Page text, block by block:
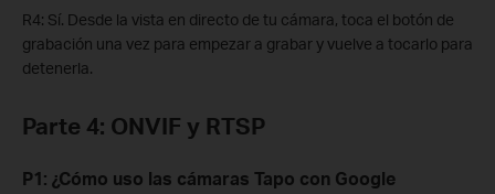
R4: Sí. Desde la vista en directo de tu cámara, toca el botón de
grabación una vez para empezar a grabar y vuelve a tocarlo para
detenerla.
Parte 4: ONVIF y RTSP
P1: ¿Cómo uso las cámaras Tapo con Google